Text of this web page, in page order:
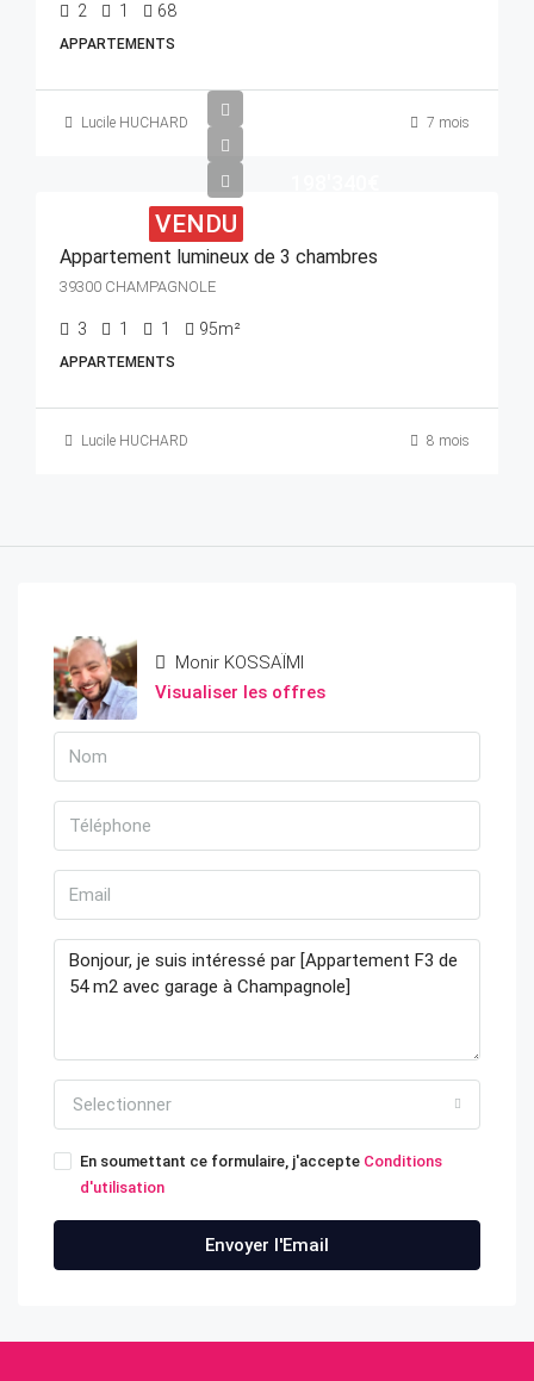
2 1 68
APPARTEMENTS
Lucile HUCHARD 7 mois
VENDU
Appartement lumineux de 3 chambres
39300 CHAMPAGNOLE
3 1 1 95m²
APPARTEMENTS
Lucile HUCHARD 8 mois
Monir KOSSAÏMI
Visualiser les offres
Selectionner
En soumettant ce formulaire, j'accepte Conditions
d'utilisation
Envoyer l'Email